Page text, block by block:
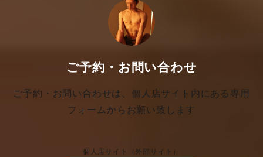
ご予約・お問い合わせ
ご予約・お問い合わせは、個人店サイト内にある専用
フォームからお願い致します
個人店サイト（外部サイト）